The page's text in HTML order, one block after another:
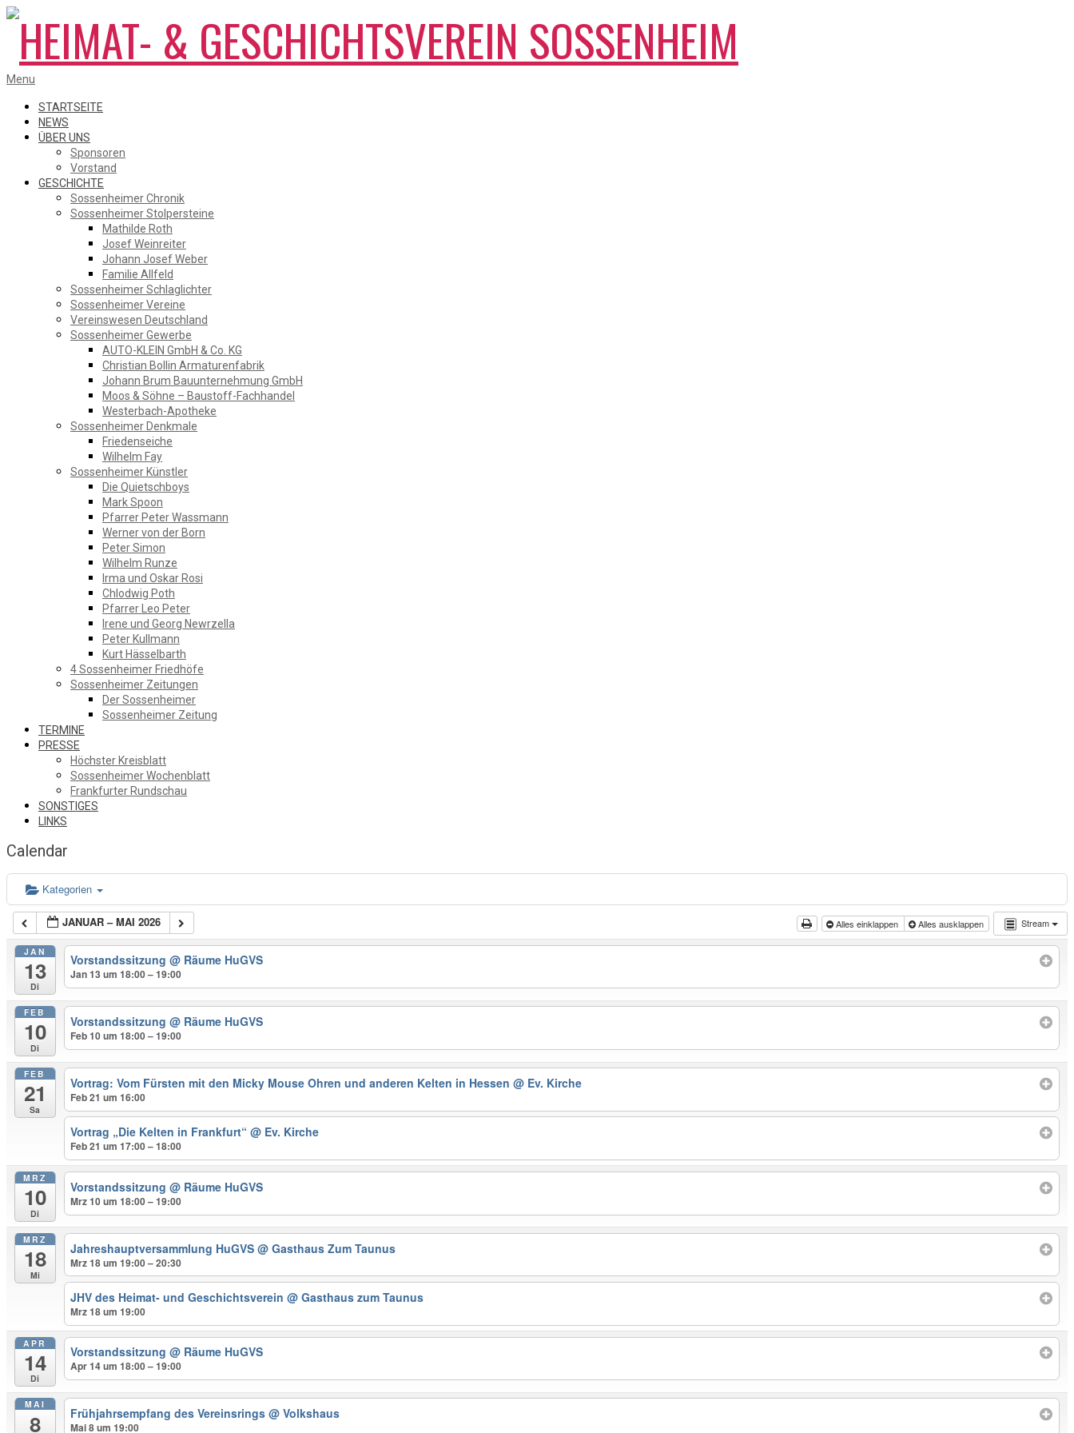
Skip
content
HEIMAT-
&
GESCHICHTSVEREIN
SOSSENHEIM
Primary
Menu
Menu
STARTSEITE
NEWS
ÜBER UNS
Sponsoren
Vorstand
GESCHICHTE
Sossenheimer Chronik
Sossenheimer Stolpersteine
Mathilde Roth
Josef Weinreiter
Johann Josef Weber
Familie Allfeld
Sossenheimer Schlaglichter
Sossenheimer Vereine
Vereinswesen Deutschland
Sossenheimer Gewerbe
AUTO-KLEIN GmbH & Co. KG
Christian Bollin Armaturenfabrik
Johann Brum Bauunternehmung GmbH
Moos & Söhne – Baustoff-Fachhandel
Westerbach-Apotheke
Sossenheimer Denkmale
Friedenseiche
Wilhelm Fay
Sossenheimer Künstler
Die Quietschboys
Mark Spoon
Pfarrer Peter Wassmann
Werner von der Born
Peter Simon
Wilhelm Runze
Irma und Oskar Rosi
Chlodwig Poth
Pfarrer Leo Peter
Irene und Georg Newrzella
Peter Kullmann
Kurt Hässelbarth
4 Sossenheimer Friedhöfe
Sossenheimer Zeitungen
Der Sossenheimer
Sossenheimer Zeitung
TERMINE
PRESSE
Höchster Kreisblatt
Sossenheimer Wochenblatt
Frankfurter Rundschau
SONSTIGES
LINKS
Calendar
Kategorien
Stream
JANUAR – MAI 2026 Alles einklappen Alles ausklappen
JAN
13
Di
Vorstandssitzung@ Räume HuGVS
Jan 13 um 18:00 – 19:00
FEB
10
Di
Vorstandssitzung@ Räume HuGVS
Feb 10 um 18:00 – 19:00
FEB
21
Sa
Vortrag: Vom Fürsten mit den Micky Mouse Ohren und anderen Kelten in Hessen@ Ev. Kirche
Feb 21 um 16:00
Vortrag „Die Kelten in Frankfurt“@ Ev. Kirche
Feb 21 um 17:00 – 18:00
MRZ
10
Di
Vorstandssitzung@ Räume HuGVS
Mrz 10 um 18:00 – 19:00
MRZ
18
Mi
Jahreshauptversammlung HuGVS@ Gasthaus Zum Taunus
Mrz 18 um 19:00 – 20:30
JHV des Heimat- und Geschichtsverein@ Gasthaus zum Taunus
Mrz 18 um 19:00
APR
14
Di
Vorstandssitzung@ Räume HuGVS
Apr 14 um 18:00 – 19:00
MAI
8 Frühjahrsempfang des Vereinsrings@ Volkshaus
Mai 8 um 19:00